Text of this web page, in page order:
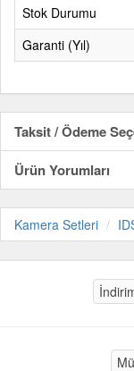
Stok Durumu
Garanti (Yıl)
Taksit / Ödeme
Ürün Yorumları
Kamera Setleri